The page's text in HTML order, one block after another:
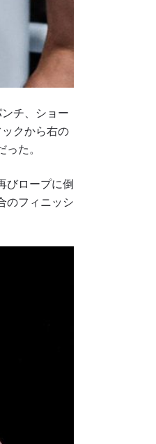
チ、ショー
クから右の
た。
びロープに倒
のフィニッシ